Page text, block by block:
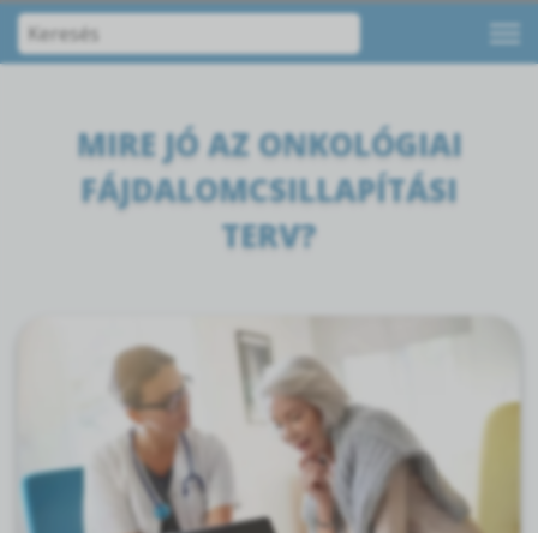
MIRE JÓ AZ ONKOLÓGIAI
FÁJDALOMCSILLAPÍTÁSI
TERV?